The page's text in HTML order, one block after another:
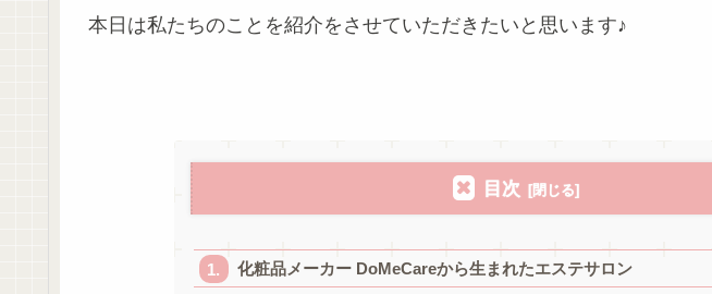
本日は私たちのことを紹介をさせていただきたいと思います♪
目次
化粧品メーカー DoMeCareから生まれたエステサロン